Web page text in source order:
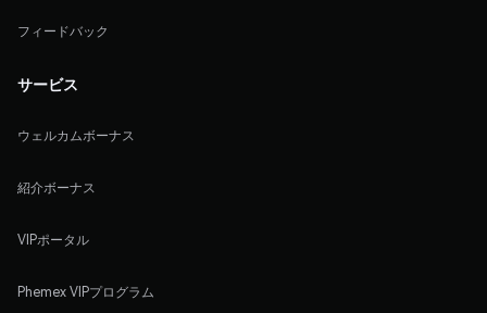
フィードバック
サービス
ウェルカムボーナス
紹介ボーナス
VIPポータル
Phemex VIPプログラム